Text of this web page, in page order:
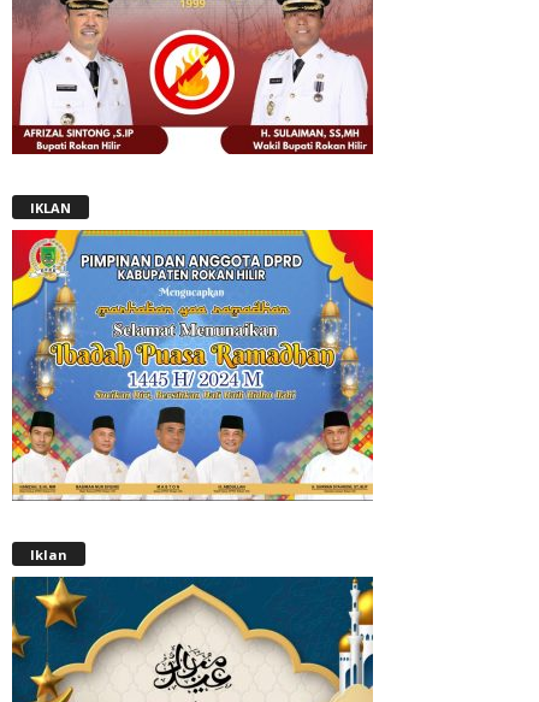
IKLAN
Iklan